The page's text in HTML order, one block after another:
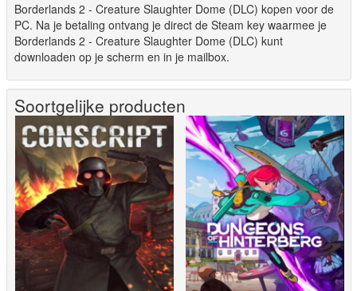
Borderlands 2 - Creature Slaughter Dome (DLC) kopen voor de
PC. Na je betaling ontvang je direct de Steam key waarmee je
Borderlands 2 - Creature Slaughter Dome (DLC) kunt
downloaden op je scherm en in je mailbox.
Soortgelijke producten